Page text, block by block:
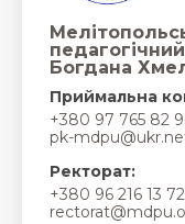
Богдана
Приймальна
+380 97 765 82
pk-
Ректорат:
+380 96 216 13 72